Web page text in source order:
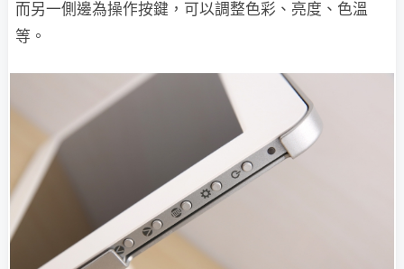
而另一側邊為操作按鍵，可以調整色彩、亮度、色溫
等。